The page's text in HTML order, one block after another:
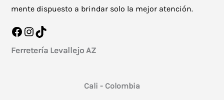
mente dispuesto a brindar solo la mejor atención.
Facebook
Instagram
TikTok
Ferretería Levallejo AZ
Cali - Colombia